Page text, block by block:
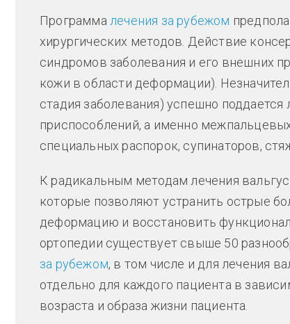
Программа лечения за рубежом
хирургических методов. Действие
синдромов заболевания и его внешних
кожи в области деформации).
стадия заболевания) успешно
приспособлений, а именно
специальных распорок, супинаторов,
К радикальным методам лечения
которые позволяют устранить острые
деформацию и восстановить
ортопедии существует свыше 50
за рубежом, в том числе и для лечения
отдельно для каждого пациента в
возраста и образа жизни пациента.